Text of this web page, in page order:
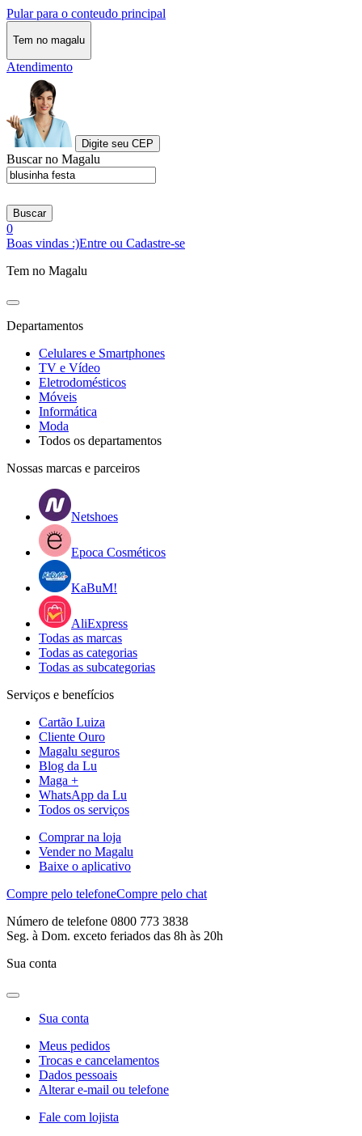
Pular para o conteudo principal
Tem no magalu
Atendimento
Digite seu CEP
Buscar no Magalu
Buscar
0
Boas vindas :)Entre ou Cadastre-se
Tem no Magalu
Departamentos
Celulares e Smartphones
TV e Vídeo
Eletrodomésticos
Móveis
Informática
Moda
Todos os departamentos
Nossas marcas e parceiros
Netshoes
Epoca Cosméticos
KaBuM!
AliExpress
Todas as marcas
Todas as categorias
Todas as subcategorias
Serviços e benefícios
Cartão Luiza
Cliente Ouro
Magalu seguros
Blog da Lu
Maga +
WhatsApp da Lu
Todos os serviços
Comprar na loja
Vender no Magalu
Baixe o aplicativo
Compre pelo telefoneCompre pelo chat
Número de telefone 0800 773 3838
Seg. à Dom. exceto feriados das 8h às 20h
Sua conta
Sua conta
Meus pedidos
Trocas e cancelamentos
Dados pessoais
Alterar e-mail ou telefone
Fale com lojista